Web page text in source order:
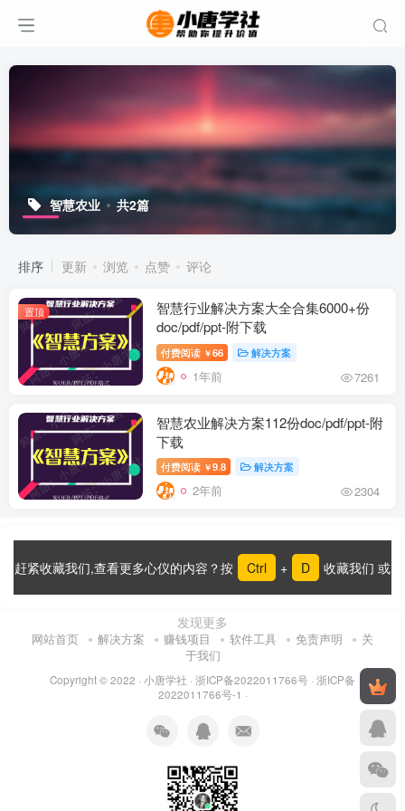
智慧农业 共2篇
排序 更新 浏览 点赞 评论
置顶
智慧行业解决方案大全合集6000+份
doc/pdf/ppt-附下载
付费阅读 ￥66 解决方案
1年前 7261
智慧农业解决方案112份doc/pdf/ppt-附
下载
付费阅读 ￥9.8 解决方案
2年前 2304
赶紧收藏我们,查看更多心仪的内容？按 Ctrl + D 收藏我们 或
发现更多
网站首页 解决方案 赚钱项目 软件工具 免责声明
关
于我们
Copyright © 2022 · 小唐学社 · 浙ICP备2022011766号 · 浙ICP备
2022011766号-1 ·